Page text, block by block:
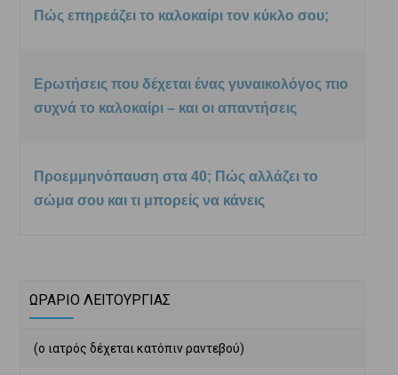
Πώς επηρεάζει το καλοκαίρι τον κύκλο σου;
Ερωτήσεις που δέχεται ένας γυναικολόγος πιο
συχνά το καλοκαίρι – και οι απαντήσεις
Προεμμηνόπαυση στα 40; Πώς αλλάζει το
σώμα σου και τι μπορείς να κάνεις
ΩΡΑΡΙΟ ΛΕΙΤΟΥΡΓΙΑΣ
(ο ιατρός δέχεται κατόπιν ραντεβού)